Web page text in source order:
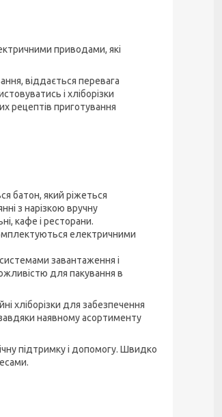
приводами, які
віддається перевага
і хліборізки
рецептів приготування
батон, який ріжеться
з нарізкою вручну
кафе і ресторани.
електричними
завантаження і
для пакування в
хліборізки для забезпечення
наявному асортименту
підтримку і допомогу. Швидко